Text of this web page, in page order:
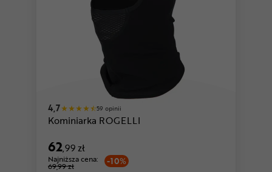
4,7 59 opinii
Kominiarka ROGELLI
62,99 zł
-10%
Najniższa cena:
69,99 zł